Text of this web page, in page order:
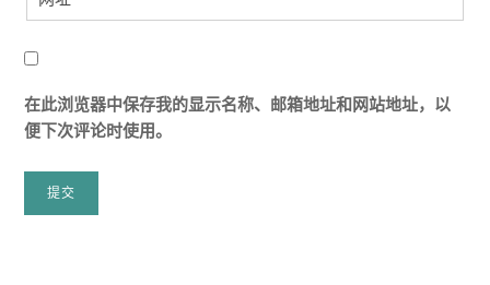
在此浏览器中保存我的显示名称、邮箱地址和网站地址，以
便下次评论时使用。